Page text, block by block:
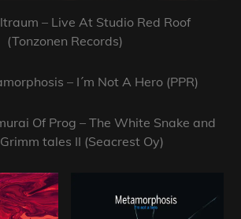
– Live At Studio Red Roof
(Tonzonen Records)
– I´m Not A Hero (PPR)
Of Prog – The White Snake and
tales II (Seacrest Oy)